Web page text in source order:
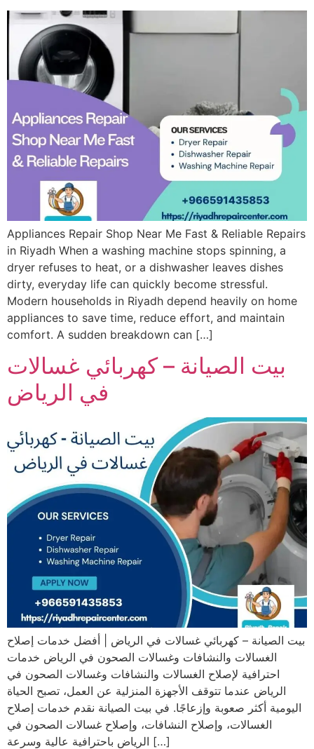
Appliances Repair Shop Near Me Fast & Reliable Repairs
in Riyadh When a washing machine stops spinning, a
dryer refuses to heat, or a dishwasher leaves dishes
dirty, everyday life can quickly become stressful.
Modern households in Riyadh depend heavily on home
appliances to save time, reduce effort, and maintain
comfort. A sudden breakdown can […]
بيت الصيانة – كهربائي غسالات
في الرياض
بيت الصيانة – كهربائي غسالات في الرياض | أفضل خدمات إصلاح
الغسالات والنشافات وغسالات الصحون في الرياض خدمات
احترافية لإصلاح الغسالات والنشافات وغسالات الصحون في
الرياض عندما تتوقف الأجهزة المنزلية عن العمل، تصبح الحياة
اليومية أكثر صعوبة وإزعاجًا. في بيت الصيانة نقدم خدمات إصلاح
الغسالات، وإصلاح النشافات، وإصلاح غسالات الصحون في
الرياض باحترافية عالية وسرعة […]